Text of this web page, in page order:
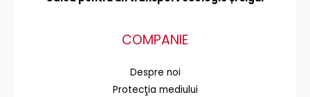
COMPANIE
Despre noi
Protecţia mediului